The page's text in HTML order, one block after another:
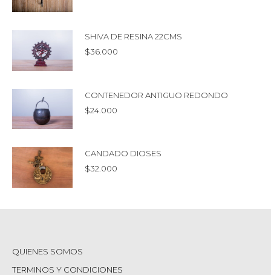
SHIVA DE RESINA 22CMS
$36.000
CONTENEDOR ANTIGUO REDONDO
$24.000
CANDADO DIOSES
$32.000
QUIENES SOMOS
TERMINOS Y CONDICIONES